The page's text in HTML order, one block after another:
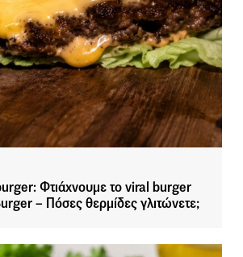
Φτιάχνουμε το viral burger
– Πόσες θερμίδες γλιτώνετε;